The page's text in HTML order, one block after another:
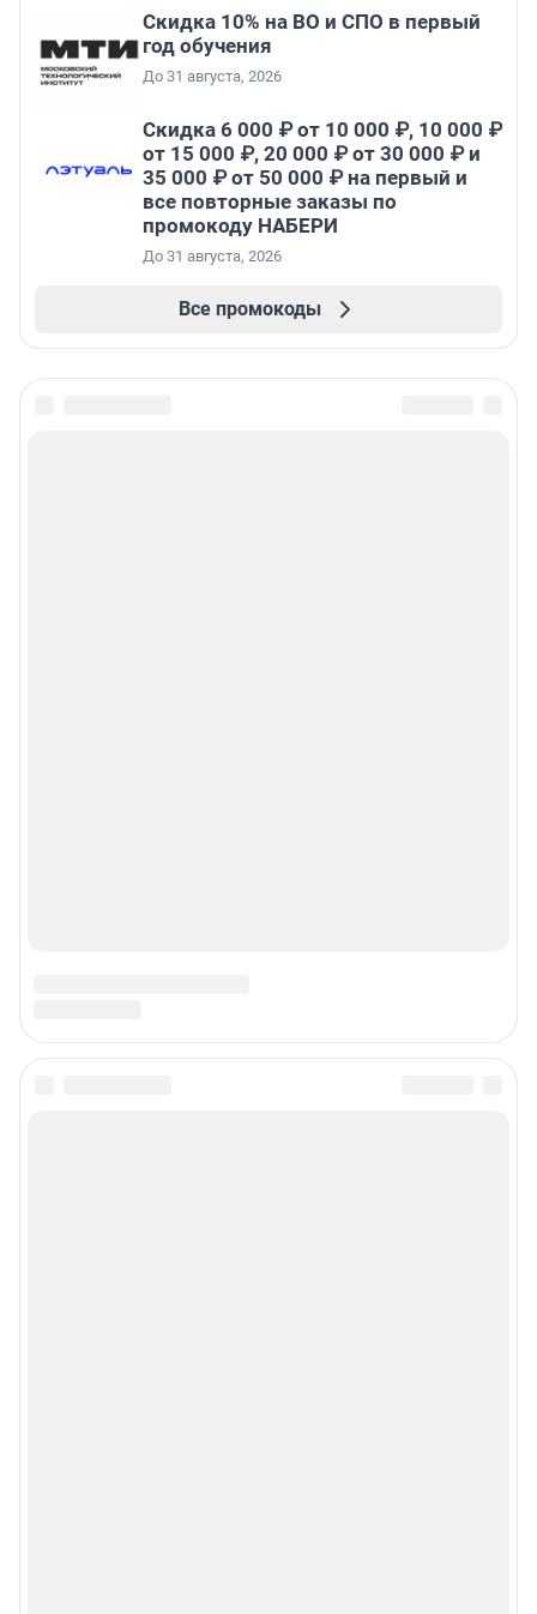
Скидка 10% на ВО и СПО в первый
год обучения
До 31 августа, 2026
Скидка 6 000 ₽ от 10 000 ₽, 10 000 ₽
от 15 000 ₽, 20 000 ₽ от 30 000 ₽ и
35 000 ₽ от 50 000 ₽ на первый и
все повторные заказы по
промокоду НАБЕРИ
До 31 августа, 2026
Все промокоды